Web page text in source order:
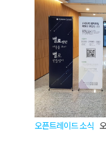
오픈트레이드 소식